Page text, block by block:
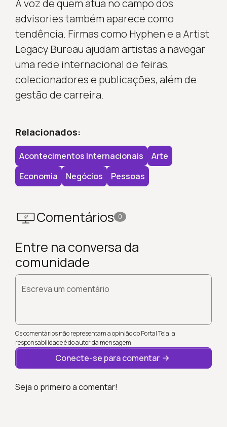
A voz de quem atua no campo dos
advisories também aparece como
tendência. Firmas como Hyphen e a Artist
Legacy Bureau ajudam artistas a navegar
uma rede internacional de feiras,
colecionadores e publicações, além de
gestão de carreira.
Relacionados:
Acontecimentos Internacionais
Arte
Economia
Negócios Pessoas
Comentários 0
Entre na conversa da
comunidade
Escreva um comentário
Os comentários não representam a opinião do Portal Tela; a
responsabilidade é do autor da mensagem.
Conecte-se para comentar
Seja o primeiro a comentar!